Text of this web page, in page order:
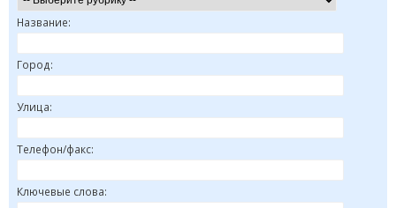
Название:
Город:
Улица:
Телефон/факс:
Ключевые слова: